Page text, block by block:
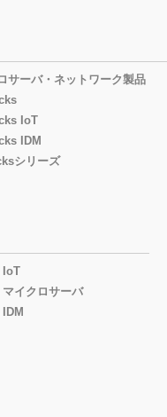
サーバ・ネットワーク製品
IoT
IDM
シリーズ
IoT
イクロサーバ